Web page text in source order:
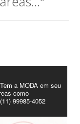
a MODA em seu
como
99985-4052